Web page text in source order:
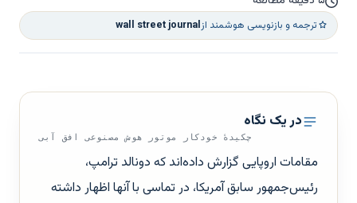
ترجمه و بازنویسی هوشمند ازwall street journal
در یک نگاه
چکیدهٔ خودکار موتور هوش مصنوعی افق آبی
مقامات اروپایی گزارش داده‌اند که دونالد ترامپ،
رئیس‌جمهور سابق آمریکا، در تماسی با آنها اظهار داشته